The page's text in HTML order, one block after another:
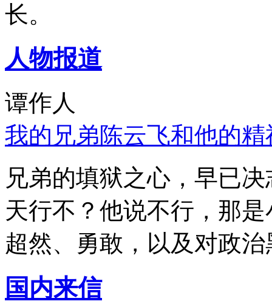
长。
人物报道
谭作人
我的兄弟陈云飞和他的
兄弟的填狱之心，早已
天行不？他说不行，那
超然、勇敢，以及对政
国内来信